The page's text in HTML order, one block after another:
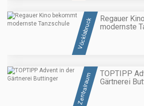
Vöcklabruck
Regauer
modernste
Zentralraum
TOPTIPP
Gärtnerei